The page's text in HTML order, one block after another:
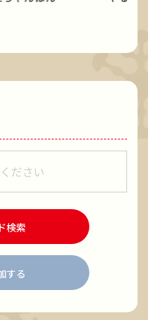
検索
する